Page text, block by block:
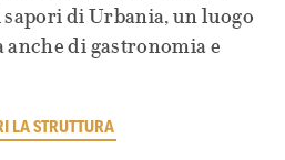
di Urbania, un luogo
anche di gastronomia e
LA STRUTTURA